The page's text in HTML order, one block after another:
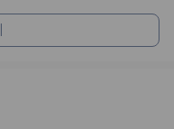
담 금액이 달라질 수 있습니
자차, 완전자차, 슈퍼자차 조
이 줄어드는 보험 조건입니